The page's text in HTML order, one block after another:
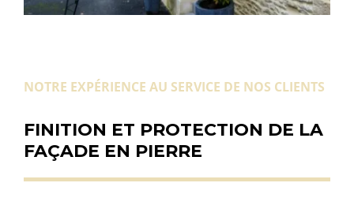
NOTRE EXPÉRIENCE AU SERVICE DE NOS CLIENTS
FINITION ET PROTECTION DE LA
FAÇADE EN PIERRE